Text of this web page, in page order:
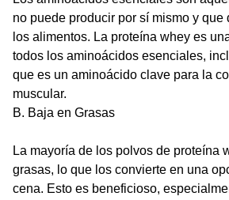
no puede producir por sí mismo y que
los alimentos. La proteína whey es
todos los aminoácidos esenciales,
que es un aminoácido clave para la
muscular.
B. Baja en Grasas
La mayoría de los polvos de proteína
grasas, lo que los convierte en una
cena. Esto es beneficioso,